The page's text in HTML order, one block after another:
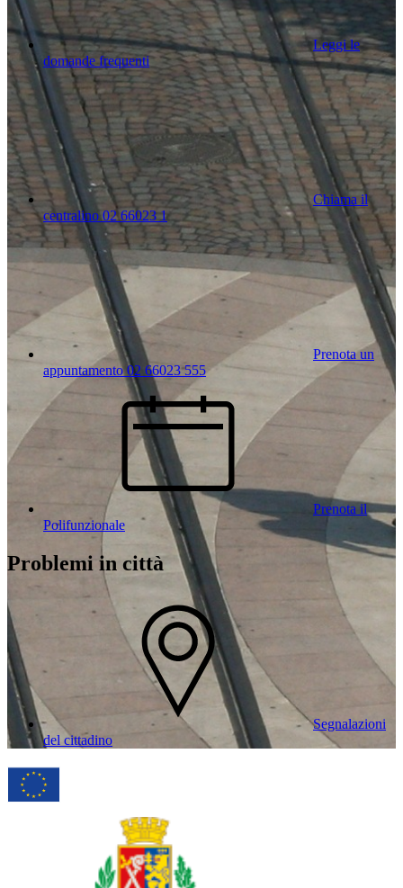
Leggi le
domande frequenti
Chiama il
centralino 02 66023 1
Prenota un
appuntamento 02 66023 555
Prenota il
Polifunzionale
Problemi in città
Segnalazioni
del cittadino